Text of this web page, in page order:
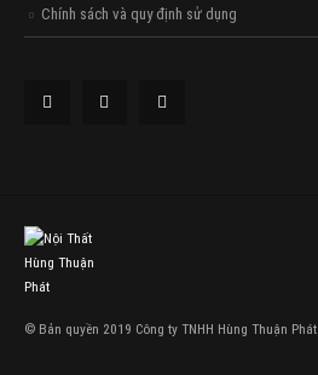
Chính sách và quy định sử dụng
© Bản quyền 2019 Công ty TNHH Hùng Thuận Phát.